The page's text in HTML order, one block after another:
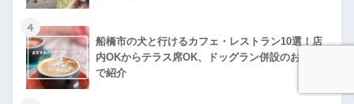
4
船橋市の犬と行けるカフェ・レストラン10選！店
内OKからテラス席OK、ドッグラン併設のお店ま
で紹介